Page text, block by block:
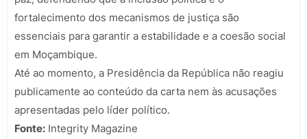
fortalecimento dos mecanismos de justiça são
essenciais para garantir a estabilidade e a coesão social
em Moçambique.
Até ao momento, a Presidência da República não reagiu
publicamente ao conteúdo da carta nem às acusações
apresentadas pelo líder político.
Fonte: Integrity Magazine